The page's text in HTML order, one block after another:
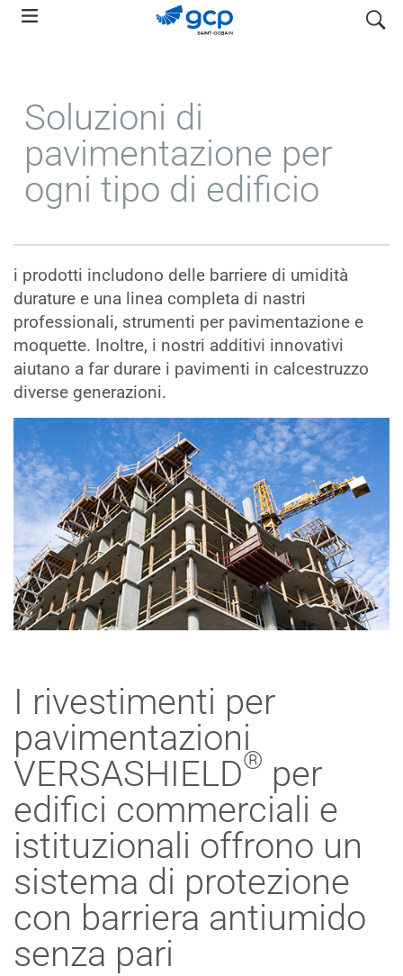
Skip
search
Soluzioni di
pavimentazione per
ogni tipo di edificio
i prodotti includono delle barriere di umidità
durature e una linea completa di nastri
professionali, strumenti per pavimentazione e
moquette. Inoltre, i nostri additivi innovativi
aiutano a far durare i pavimenti in calcestruzzo
diverse generazioni.
I rivestimenti per
pavimentazioni
VERSASHIELD® per
edifici commerciali e
istituzionali offrono un
sistema di protezione
con barriera antiumido
senza pari